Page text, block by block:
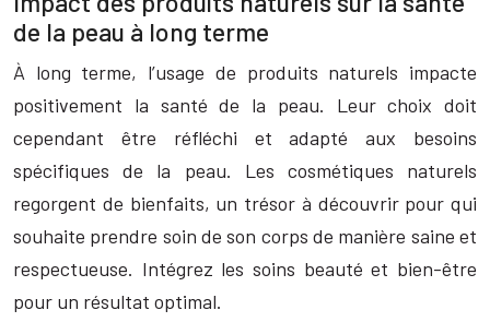
de la peau à long terme
À long terme, l’usage de produits naturels impacte
positivement la santé de la peau. Leur choix doit
cependant être réfléchi et adapté aux besoins
spécifiques de la peau. Les cosmétiques naturels
regorgent de bienfaits, un trésor à découvrir pour qui
souhaite prendre soin de son corps de manière saine et
respectueuse. Intégrez les soins beauté et bien-être
pour un résultat optimal.